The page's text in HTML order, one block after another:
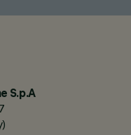
S.p.A